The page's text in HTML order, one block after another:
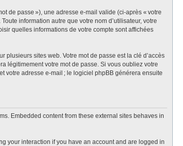
de passe »), une adresse e-mail valide (ci-après « votre
information autre que votre nom d’utilisateur, votre
quelles informations de votre compte sont affichées
sites web. Votre mot de passe est la clé d’accès
légitimement votre mot de passe. Si vous oubliez votre
votre adresse e-mail ; le logiciel phpBB générera ensuite
Embedded content from these external sites behaves in
your interaction if you have an account and are logged in